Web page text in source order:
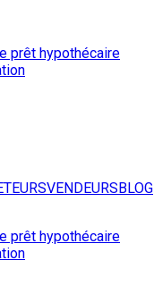
prêt hypothécaire
VENDEURSBLOG
prêt hypothécaire